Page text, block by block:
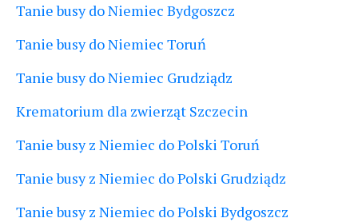
Tanie busy do Niemiec Bydgoszcz
Tanie busy do Niemiec Toruń
Tanie busy do Niemiec Grudziądz
Krematorium dla zwierząt Szczecin
Tanie busy z Niemiec do Polski Toruń
Tanie busy z Niemiec do Polski Grudziądz
Tanie busy z Niemiec do Polski Bydgoszcz